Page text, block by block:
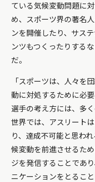
ている気候変動問題に
め、スポーツ界の著名
ンを開催したり、サス
ンツもつくったりする
だ。
「スポーツは、人々を
動に対処するために必
選手の考え方には、多
世界では、アスリート
り、達成不可能と思わ
候変動を前進させるた
ジを発信することであ
ニケーションをとること